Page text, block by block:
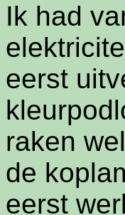
Ik had
eerst
raken
de
eerst